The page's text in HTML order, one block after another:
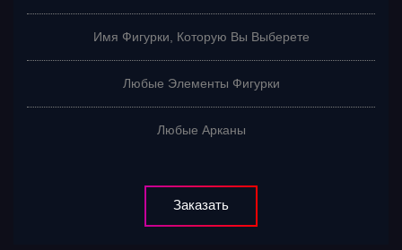
Имя Фигурки, Которую Вы Выберете
Любые Элементы Фигурки
Любые Арканы
Заказать